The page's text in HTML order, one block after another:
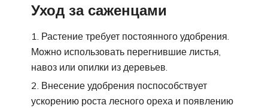
Уход за саженцами
Растение требует постоянного удобрения.
Можно использовать перегнившие листья,
навоз или опилки из деревьев.
Внесение удобрения поспособствует
ускорению роста лесного ореха и появлению